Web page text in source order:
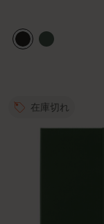
在庫切れ